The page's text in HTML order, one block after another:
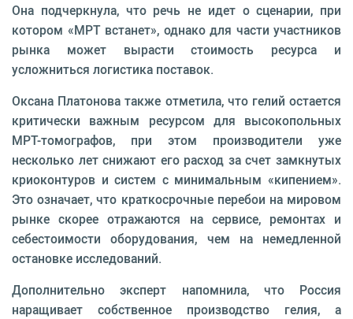
Она подчеркнула, что речь не идет о сценарии, при
котором «МРТ встанет», однако для части участников
рынка может вырасти стоимость ресурса и
усложниться логистика поставок.
Оксана Платонова также отметила, что гелий остается
критически важным ресурсом для высокопольных
МРТ-томографов, при этом производители уже
несколько лет снижают его расход за счет замкнутых
криоконтуров и систем с минимальным «кипением».
Это означает, что краткосрочные перебои на мировом
рынке скорее отражаются на сервисе, ремонтах и
себестоимости оборудования, чем на немедленной
остановке исследований.
Дополнительно эксперт напомнила, что Россия
наращивает собственное производство гелия, а